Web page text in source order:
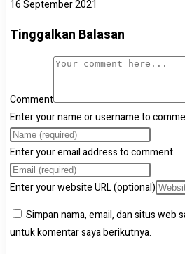
16 September 2021
Tinggalkan Balasan
Comment
Enter your name or username to
Enter your email address to comment
Enter your website URL (optional)
Simpan nama, email, dan situs web
untuk komentar saya berikutnya.